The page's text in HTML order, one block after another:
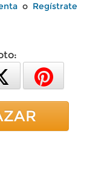
o Regístrate